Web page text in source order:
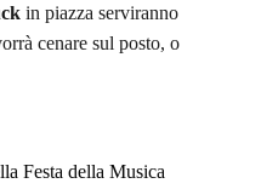
in piazza serviranno
cenare sul posto, o
Festa della Musica